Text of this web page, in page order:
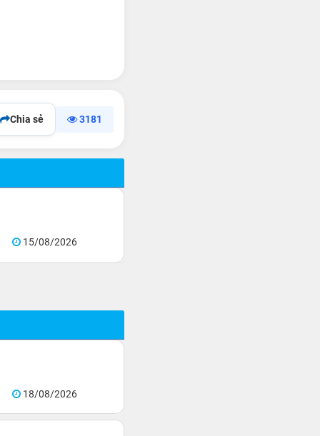
Chia sẻ 3181
15/08/2026
18/08/2026